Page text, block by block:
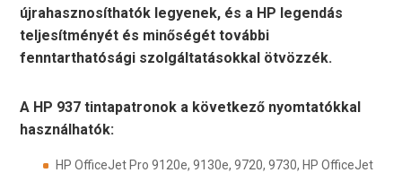
újrahasznosíthatók legyenek, és a HP legendás
teljesítményét és minőségét további
fenntarthatósági szolgáltatásokkal ötvözzék.
A HP 937 tintapatronok a következő nyomtatókkal
használhatók:
HP OfficeJet Pro 9120e, 9130e, 9720, 9730, HP OfficeJet